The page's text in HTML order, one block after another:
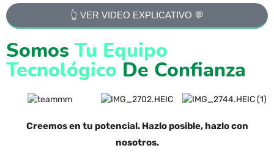
👆 VER VIDEO EXPLICATIVO 💬
Somos Tu Equipo
Tecnológico De Confianza
Creemos en tu potencial. Hazlo posible, hazlo con
nosotros.